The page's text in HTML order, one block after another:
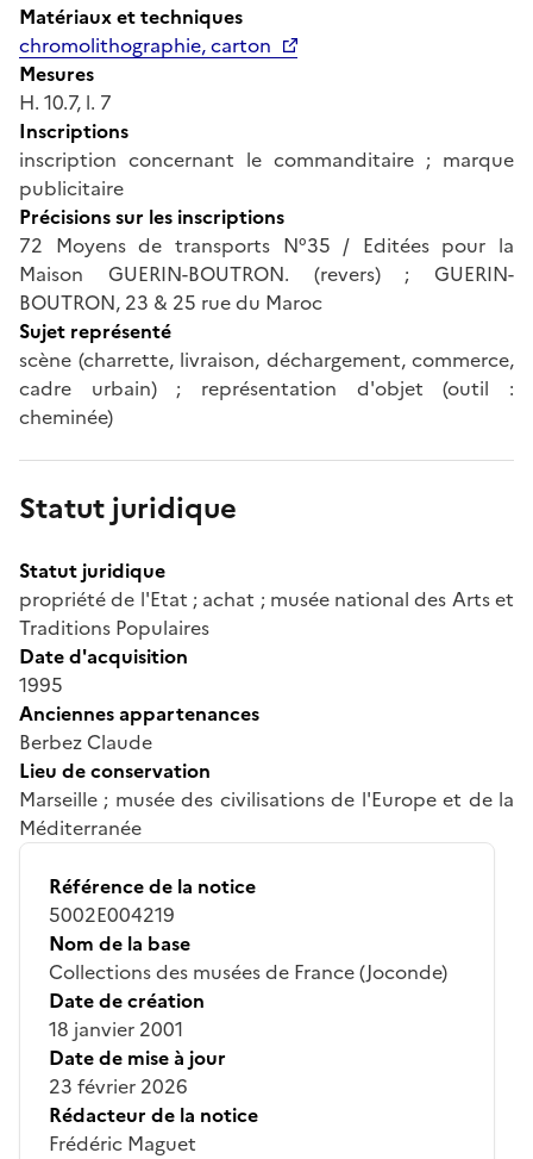
Matériaux et techniques
chromolithographie, carton
Mesures
H. 10.7, l. 7
Inscriptions
inscription concernant le commanditaire ; marque
publicitaire
Précisions sur les inscriptions
72 Moyens de transports N°35 / Editées pour la
Maison GUERIN-BOUTRON. (revers) ; GUERIN-
BOUTRON, 23 & 25 rue du Maroc
Sujet représenté
scène (charrette, livraison, déchargement, commerce,
cadre urbain) ; représentation d'objet (outil :
cheminée)
Statut juridique
Statut juridique
propriété de l'Etat ; achat ; musée national des Arts et
Traditions Populaires
Date d'acquisition
1995
Anciennes appartenances
Berbez Claude
Lieu de conservation
Marseille ; musée des civilisations de l'Europe et de la
Méditerranée
Référence de la notice
5002E004219
Nom de la base
Collections des musées de France (Joconde)
Date de création
18 janvier 2001
Date de mise à jour
23 février 2026
Rédacteur de la notice
Frédéric Maguet